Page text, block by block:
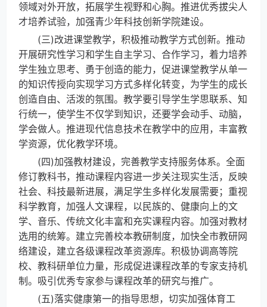
领域对外开放，拓展学生视野和心胸。推进优秀拔尖人
才培养试验，加强青少年科技创新学院建设。
(三)改进课堂教学，积极推动教学方式创新。推动
开展研究性学习和学生自主学习、合作学习，着力培养
学生独立思考、勇于创造的能力，促进课堂教学从单一
的知识传授向实现学习方式多样化转变，为学生的成长
创造自由、活泼的氛围。教学要引导学生学思联系、知
行统一，使学生不仅学到知识，还要学会动手、动脑，
学会做人。推进现代信息技术在教学中的应用，丰富教
学资源，优化教学环境。
(四)加强教材建设，完善教学支持服务体系。全面
修订教科书，推动课程内容进一步关注现实生活，反映
社会、科技最新进展，满足学生多样化发展需要；重视
科学教育，加强人文课程，以民族的、健康向上的文
学、音乐、传统文化丰富和充实课程内容。加强对教材
选用的统筹。建立完善校本教研制度，加快全市教研网
络建设，建立各级课程改革资源库。积极协调高等院
校、教科研单位力量，形成促进课程改革的专家支持机
制。吸引优秀专家参与课程改革的研究与推广。
(五)落实健康第一的指导思想，切实加强体育工